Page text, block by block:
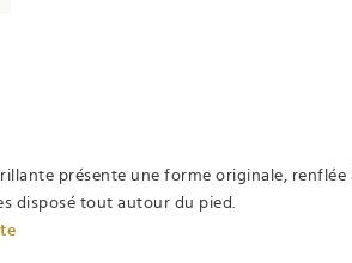
présente une forme originale, renflée
disposé tout autour du pied.